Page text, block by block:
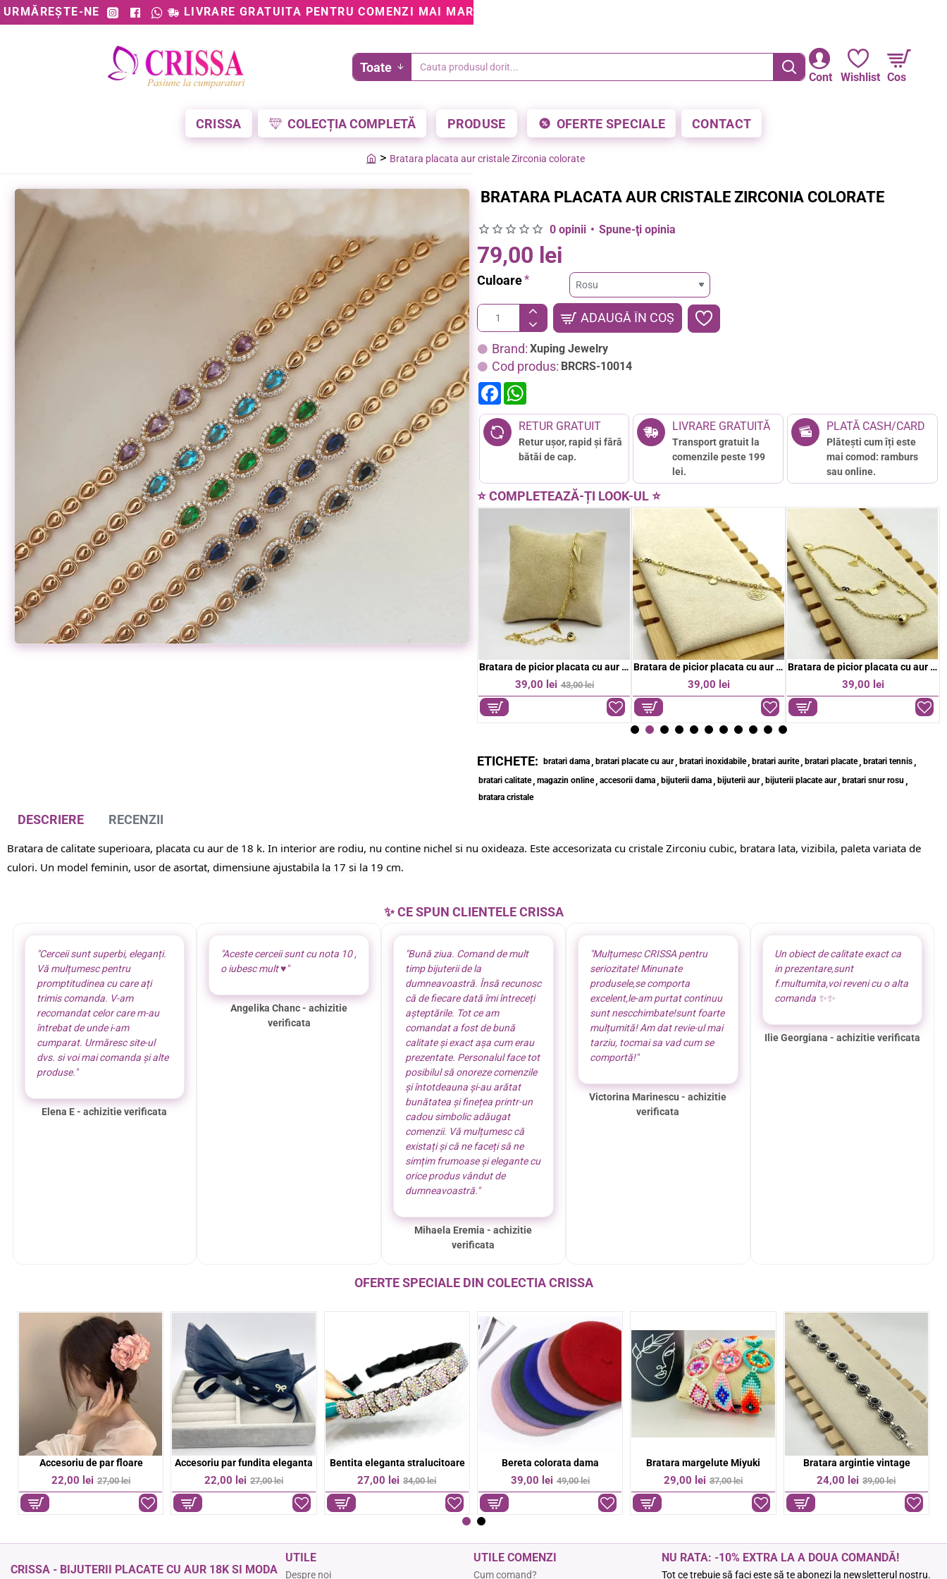
URMĂREȘTE-NE LIVRARE GRATUITA PENTRU COMENZI MAI MARI DE 199 LEI • 5% REDUCERE LA PLATA CU CARDUL
Cont Wishlist Cos
Toate
Cauta
CRISSA COLECȚIA COMPLETĂ PRODUSE OFERTE SPECIALE CONTACT
Bratara placata aur cristale Zirconia colorate
BRATARA PLACATA AUR CRISTALE ZIRCONIA COLORATE
Brand: Xuping Jewelry
Cod produs: BRCRS-10014
0 opinii • Spune-ţi opinia
79,00 lei
Culoare
ADAUGĂ ÎN COŞ
F
a
e
b
o
t
s
A
p
RETUR GRATUIT
Retur ușor, rapid și fără
bătăi de cap.
LIVRARE GRATUITĂ
Transport gratuit la
comenzile peste 199
lei.
PLATĂ CASH/CARD
Plătești cum îți este
mai comod: ramburs
sau online.
⭐ COMPLETEAZĂ-ȚI LOOK-UL ⭐
-9% Bratara de picior placata cu aur 18k
39,00 lei 43,00 lei
Bratara de picior placata cu aur 18k
39,00 lei
Bratara de picior placata cu aur 18k
39,00 lei
ETICHETE: bratari dama , bratari placate cu aur , bratari inoxidabile , bratari aurite , bratari placate , bratari tennis ,
bratari calitate , magazin online , accesorii dama , bijuterii dama , bijuterii aur , bijuterii placate aur , bratari snur rosu ,
bratara cristale
DESCRIERE RECENZII
Bratara de calitate superioara, placata cu aur de 18 k. In interior are rodiu, nu contine nichel si nu oxideaza. Este accesorizata cu cristale Zirconiu cubic, bratara lata, vizibila, paleta variata de
culori. Un model feminin, usor de asortat, dimensiune ajustabila la 17 si la 19 cm.
✨ CE SPUN CLIENTELE CRISSA
"Cerceii sunt superbi, eleganți.
Vă mulțumesc pentru
promptitudinea cu care ați
trimis comanda. V-am
recomandat celor care m-au
întrebat de unde i-am
cumparat. Urmăresc site-ul
dvs. si voi mai comanda și alte
produse."
Elena E - achizitie verificata
"Aceste cerceii sunt cu nota 10 ,
o iubesc mult ♥️"
Angelika Chanc - achizitie
verificata
"Bună ziua. Comand de mult
timp bijuterii de la
dumneavoastră. Însă recunosc
că de fiecare dată îmi întreceți
așteptările. Tot ce am
comandat a fost de bună
calitate și exact așa cum erau
prezentate. Personalul face tot
posibilul să onoreze comenzile
și întotdeauna și-au arătat
bunătatea și finețea printr-un
cadou simbolic adăugat
comenzii. Vă mulțumesc că
existați și că ne faceți să ne
simțim frumoase și elegante cu
orice produs vândut de
dumneavoastră."
Mihaela Eremia - achizitie
verificata
"Mulțumesc CRISSA pentru
seriozitate! Minunate
produsele,se comporta
excelent,le-am purtat continuu
sunt nescchimbate!sunt foarte
mulțumită! Am dat revie-ul mai
tarziu, tocmai sa vad cum se
comportă!"
Victorina Marinescu - achizitie
verificata
Un obiect de calitate exact ca
in prezentare,sunt
f.multumita,voi reveni cu o alta
comanda ✨️✨️
Ilie Georgiana - achizitie verificata
OFERTE SPECIALE DIN COLECTIA CRISSA
-11%
Bratara aurie pe snur negru
39,00 lei 44,00 lei
-36%
Bratara colorata elastica
9,00 lei 14,00 lei
-36%
Bratara colorata margelute fine
9,00 lei 14,00 lei
-17%
Bratara colorata otel inoxidabil
74,00 lei 89,00 lei
-50%
Bratara colorata pe snur
6,00 lei 12,00 lei
-14%
Bratara Cruce otel inoxidabil
37,00 lei 43,00 lei
CRISSA - BIJUTERII PLACATE CU AUR 18K SI MODA
UTILE
Despre noi
UTILE COMENZI
Cum comand?
NU RATA: -10% EXTRA LA A DOUA COMANDĂ!
Tot ce trebuie să faci este să te abonezi la newsletterul nostru.